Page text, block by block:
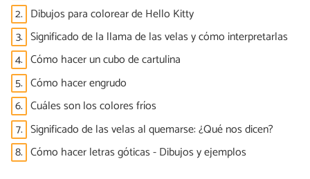
2. Dibujos para colorear de Hello Kitty
3. Significado de la llama de las velas y cómo interpretarlas
4. Cómo hacer un cubo de cartulina
5. Cómo hacer engrudo
6. Cuáles son los colores fríos
7. Significado de las velas al quemarse: ¿Qué nos dicen?
8. Cómo hacer letras góticas - Dibujos y ejemplos